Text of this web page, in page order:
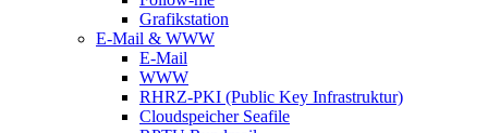
Grafikstation
E-Mail & WWW
E-Mail
WWW
RHRZ-PKI (Public Key Infrastruktur)
Cloudspeicher Seafile